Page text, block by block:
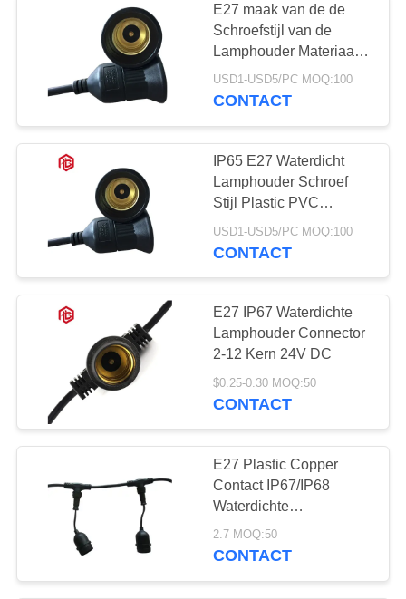
E27 maak van de de
Schroefstijl van de
Lamphouder Materiaal
van pvc het Plastic voor
Straatlantaarn
USD1-USD5/PC MOQ:100
CONTACT
IP65 E27 Waterdicht
Lamphouder Schroef
Stijl Plastic PVC
Materiaal Voor
Straatlamp
USD1-USD5/PC MOQ:100
CONTACT
E27 IP67 Waterdichte
Lamphouder Connector
2-12 Kern 24V DC
$0.25-0.30 MOQ:50
CONTACT
E27 Plastic Copper
Contact IP67/IP68
Waterdichte
lamphouderconnectoren
voor zonne-
2.7 MOQ:50
CONTACT